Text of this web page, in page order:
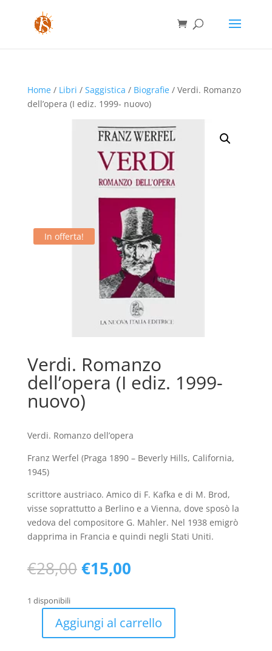
Home/ Libri / Saggistica / Biografie/ Verdi. Romanzo
dell’opera (I ediz. 1999- nuovo)
In offerta!
Verdi. Romanzo
dell’opera (I ediz. 1999-
nuovo)
Verdi. Romanzo dell’opera
Franz Werfel (Praga 1890 – Beverly Hills, California,
1945)
scrittore austriaco. Amico di F. Kafka e di M. Brod,
visse soprattutto a Berlino e a Vienna, dove sposò la
vedova del compositore G. Mahler. Nel 1938 emigrò
dapprima in Francia e quindi negli Stati Uniti.
€28,00 Il
prezzo
era:
€28,00.
€15,00Il
è:
€15,00.
1 disponibili
Aggiungi al carrello